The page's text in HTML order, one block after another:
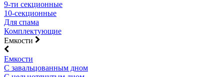
9-ти секционные
10-секционные
Для спама
Комплектующие
Емкости
Емкости
С завальцованным дном